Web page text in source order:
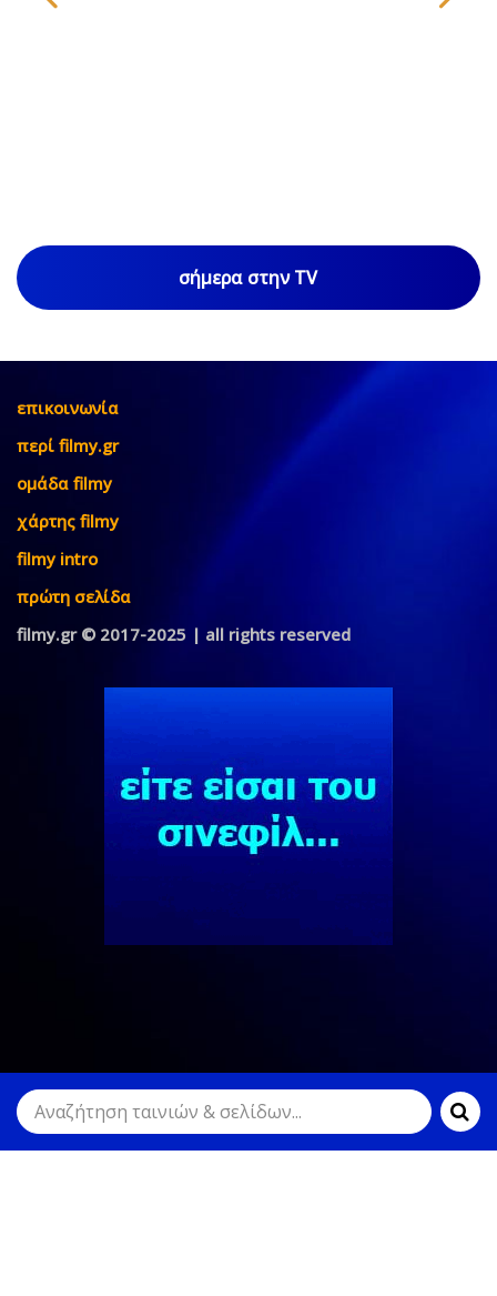
σήμερα στην TV
επικοινωνία
περί filmy.gr
ομάδα filmy
χάρτης filmy
filmy intro
πρώτη σελίδα
filmy.gr © 2017-2025 | all rights reserved